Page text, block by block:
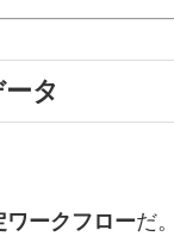
タ
ークフローだ。